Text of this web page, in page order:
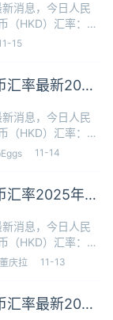
消息，今日人民
（HKD）汇率：1
根据今日汇率1人
港币，本站数据仅
15
汇率最新2025
消息，今日人民
（HKD）汇率：1
根据今日汇率1人
港币，本站数据仅
11-14
汇率2025年11
消息，今日人民
（HKD）汇率：1
根据今日汇率1人
港币，本站数据仅
庆拉 11-13
汇率最新2025